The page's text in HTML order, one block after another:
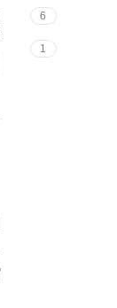
6
1